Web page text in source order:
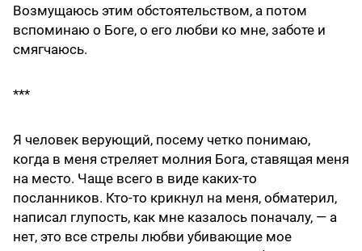
Возмущаюсь этим обстоятельством, а потом
вспоминаю о Боге, о его любви ко мне, заботе и
смягчаюсь.
***
Я человек верующий, посему четко понимаю,
когда в меня стреляет молния Бога, ставящая меня
на место. Чаще всего в виде каких-то
посланников. Кто-то крикнул на меня, обматерил,
написал глупость, как мне казалось поначалу, — а
нет, это все стрелы любви убивающие мое